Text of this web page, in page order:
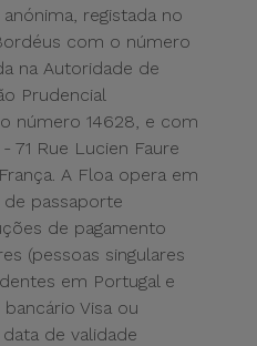
registada no
com o número
na Autoridade de
Prudencial
número 14628, e com
71 Rue Lucien Faure
A Floa opera em
passaporte
de pagamento
(pessoas singulares
em Portugal e
bancário Visa ou
de validade